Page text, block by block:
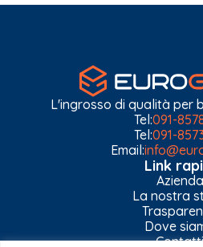
L'ingrosso di qualità per
Tel:091-
Tel:091-
Email:
Link
Azienda
La nostra
Dove
Contatti